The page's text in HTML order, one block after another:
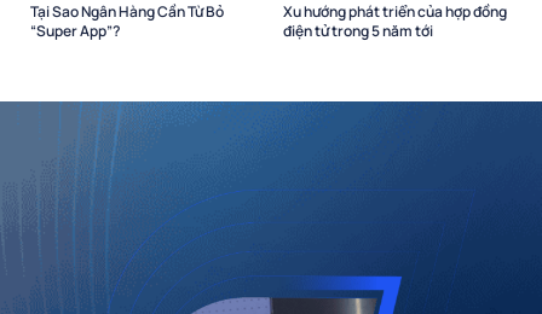
Tại Sao Ngân Hàng Cần Từ Bỏ
“Super App”?
Xu hướng phát triển của hợp đồng
điện tử trong 5 năm tới